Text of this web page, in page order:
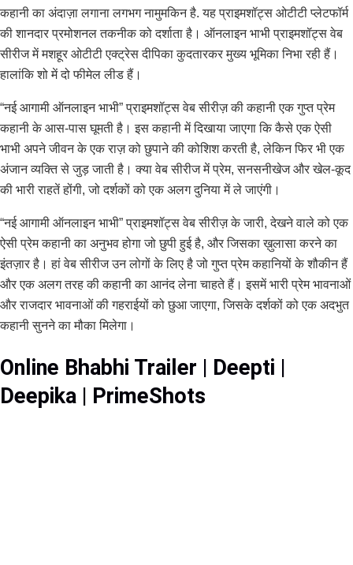
कहानी का अंदाज़ा लगाना लगभग नामुमकिन है. यह प्राइमशॉट्स ओटीटी प्लेटफॉर्म
की शानदार प्रमोशनल तकनीक को दर्शाता है। ऑनलाइन भाभी प्राइमशॉट्स वेब
सीरीज में मशहूर ओटीटी एक्ट्रेस दीपिका कुदतारकर मुख्य भूमिका निभा रही हैं।
हालांकि शो में दो फीमेल लीड हैं।
“नई आगामी ऑनलाइन भाभी” प्राइमशॉट्स वेब सीरीज़ की कहानी एक गुप्त प्रेम
कहानी के आस-पास घूमती है। इस कहानी में दिखाया जाएगा कि कैसे एक ऐसी
भाभी अपने जीवन के एक राज़ को छुपाने की कोशिश करती है, लेकिन फिर भी एक
अंजान व्यक्ति से जुड़ जाती है। क्या वेब सीरीज में प्रेम, सनसनीखेज और खेल-कूद
की भारी राहतें होंगी, जो दर्शकों को एक अलग दुनिया में ले जाएंगी।
“नई आगामी ऑनलाइन भाभी” प्राइमशॉट्स वेब सीरीज़ के जारी, देखने वाले को एक
ऐसी प्रेम कहानी का अनुभव होगा जो छुपी हुई है, और जिसका ख़ुलासा करने का
इंतज़ार है। हां वेब सीरीज उन लोगों के लिए है जो गुप्त प्रेम कहानियों के शौकीन हैं
और एक अलग तरह की कहानी का आनंद लेना चाहते हैं। इसमें भारी प्रेम भावनाओं
और राजदार भावनाओं की गहराईयों को छुआ जाएगा, जिसके दर्शकों को एक अदभुत
कहानी सुनने का मौका मिलेगा।
Online Bhabhi Trailer | Deepti |
Deepika | PrimeShots